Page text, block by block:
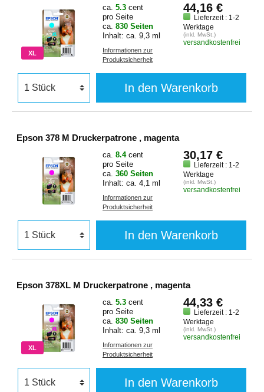
XL
ca. 5.3 cent
pro Seite
ca. 830 Seiten
Inhalt: ca. 9,3 ml
Informationen zur
Produktsicherheit
44,16 €
Lieferzeit : 1-2
Werktage
(inkl. MwSt.)
versandkostenfrei
In den Warenkorb
Epson 378 M Druckerpatrone , magenta
ca. 8.4 cent
pro Seite
ca. 360 Seiten
Inhalt: ca. 4,1 ml
Informationen zur
Produktsicherheit
30,17 €
Lieferzeit : 1-2
Werktage
(inkl. MwSt.)
versandkostenfrei
In den Warenkorb
Epson 378XL M Druckerpatrone , magenta
XL
ca. 5.3 cent
pro Seite
ca. 830 Seiten
Inhalt: ca. 9,3 ml
Informationen zur
Produktsicherheit
44,33 €
Lieferzeit : 1-2
Werktage
(inkl. MwSt.)
versandkostenfrei
In den Warenkorb